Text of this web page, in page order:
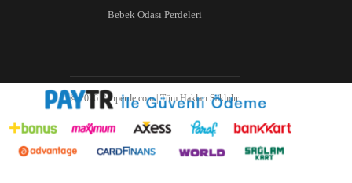
Bebek Odası Perdeleri
© 2026 Ranperde.com | Tüm Hakları Saklıdır.